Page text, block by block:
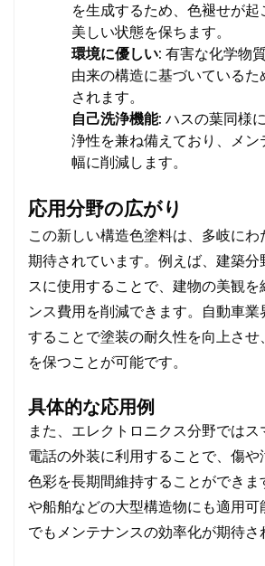
を生成するため、色褪せが
美しい状態を保ちます。
環境に優しい: 有害な化学物
由来の構造に基づいている
されます。
自己洗浄機能: ハスの葉同様
浄性を兼ね備えており、メ
幅に削減します。
応用分野の広がり
この新しい構造色塗料は、多岐に
期待されています。例えば、建築分
スに使用することで、建物の美観
ンス費用を削減できます。自動車
することで塗装の耐久性を向上さ
を保つことが可能です。
具体的な応用例
また、エレクトロニクス分野では
電話の外装に利用することで、傷
色彩を長期間維持することができ
や船舶などの大型構造物にも適用
でもメンテナンスの効率化が期待さ